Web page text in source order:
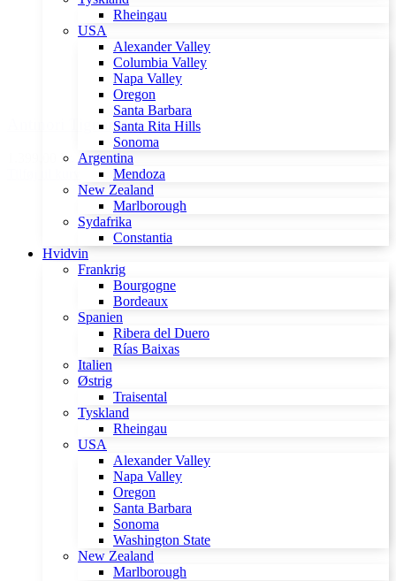
Rheingau
USA
Alexander Valley
Columbia Valley
Napa Valley
Oregon
Santa Barbara
Santa Rita Hills
Sonoma
Argentina
Mendoza
New Zealand
Marlborough
Sydafrika
Constantia
Hvidvin
Frankrig
Bourgogne
Bordeaux
Spanien
Ribera del Duero
Rías Baixas
Italien
Østrig
Traisental
Tyskland
Rheingau
USA
Alexander Valley
Napa Valley
Oregon
Santa Barbara
Sonoma
Washington State
New Zealand
Marlborough
Antinori Tignanello 2021
1.399,00 kr.